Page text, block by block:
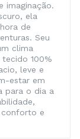
imaginação.
ela
de
Seu
clima
100%
leve e
estar em
para o dia a
conforto e